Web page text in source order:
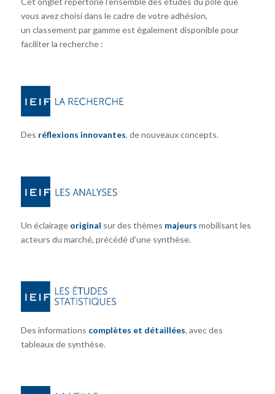
vous avez choisi dans le cadre de votre adhésion,
un classement par gamme est également disponible pour
faciliter la recherche :
Des réflexions innovantes, de nouveaux concepts.
Un éclairage original sur des thèmes majeurs mobilisant les
acteurs du marché, précédé d’une synthèse.
Des informations complètes et détaillées, avec des
tableaux de synthèse.